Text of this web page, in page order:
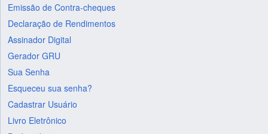
Emissão de Contra-cheques
Declaração de Rendimentos
Assinador Digital
Gerador GRU
Sua Senha
Esqueceu sua senha?
Cadastrar Usuário
Livro Eletrônico